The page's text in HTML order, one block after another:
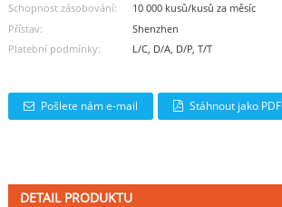
Schopnost zásobování:
10 000 kusů/kusů za měsíc
Přístav:
Shenzhen
Platební podmínky:
L/C, D/A, D/P, T/T
Pošlete nám e-mail Stáhnout jako PDF
DETAIL PRODUKTU